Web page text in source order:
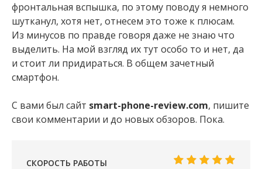
фронтальная вспышка, по этому поводу я немного
шутканул, хотя нет, отнесем это тоже к плюсам.
Из минусов по правде говоря даже не знаю что
выделить. На мой взгляд их тут особо то и нет, да
и стоит ли придираться. В общем зачетный
смартфон.
С вами был сайт smart-phone-review.com, пишите
свои комментарии и до новых обзоров. Пока.
СКОРОСТЬ РАБОТЫ